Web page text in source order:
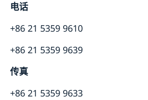
电话
+86 21 5359 9610
+86 21 5359 9639
传真
+86 21 5359 9633